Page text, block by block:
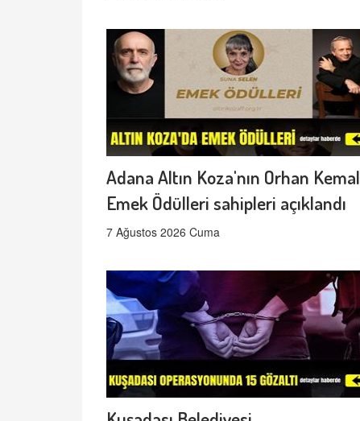
Adana Altın Koza'nın Orhan Kemal
Emek Ödülleri sahipleri açıklandı
7 Ağustos 2026 Cuma